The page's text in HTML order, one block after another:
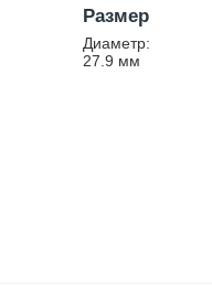
Размер
Диаметр:
27.9 мм